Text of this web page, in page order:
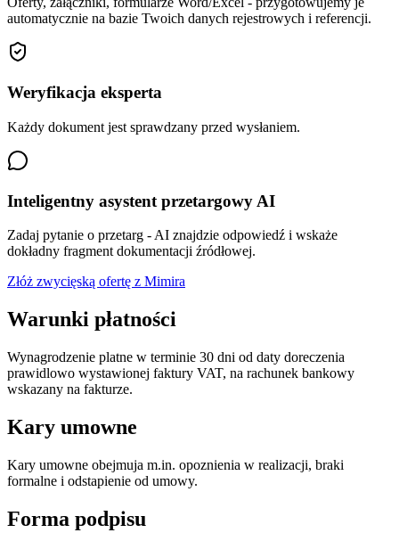
automatycznie na bazie Twoich danych rejestrowych i referencji.
Weryfikacja eksperta
Każdy dokument jest sprawdzany przed wysłaniem.
Inteligentny asystent przetargowy AI
Zadaj pytanie o przetarg - AI znajdzie odpowiedź i wskaże
dokładny fragment dokumentacji źródłowej.
Złóż zwycięską ofertę z Mimira
Warunki płatności
Wynagrodzenie platne w terminie 30 dni od daty doreczenia
prawidlowo wystawionej faktury VAT, na rachunek bankowy
wskazany na fakturze.
Kary umowne
Kary umowne obejmuja m.in. opoznienia w realizacji, braki
formalne i odstapienie od umowy.
Forma podpisu